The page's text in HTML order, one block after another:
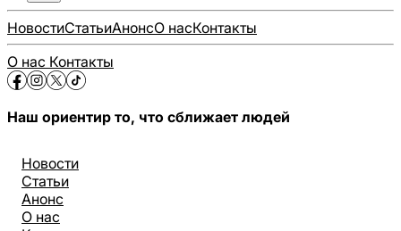
НовостиСтатьиАнонсО насКонтакты
О нас Контакты
Наш ориентир то, что сближает людей
Новости
Статьи
Анонс
О нас